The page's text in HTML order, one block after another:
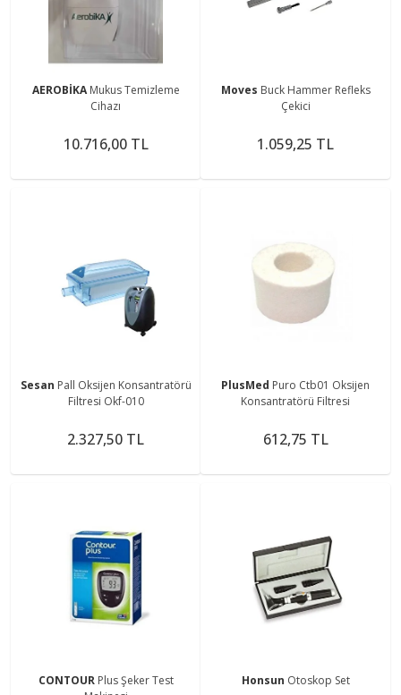
AEROBİKAMukus Temizleme
Cihazı
10.716,00 TL
Moves Buck Hammer Refleks
Çekici
1.059,25 TL
Sesan Pall Oksijen Konsantratörü
Filtresi Okf-010
2.327,50 TL
PlusMed Puro Ctb01 Oksijen
Konsantratörü Filtresi
612,75 TL
CONTOUR Plus Şeker Test
Honsun Otoskop Set